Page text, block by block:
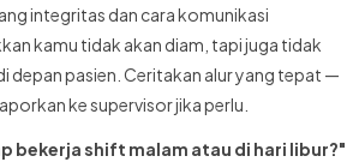
integritas dan cara komunikasi
kamu tidak akan diam, tapi juga tidak
depan pasien. Ceritakan alur yang tepat —
ke supervisor jika perlu.
bekerja shift malam atau di hari libur?"